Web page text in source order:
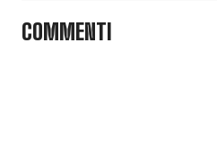
COMMENTI